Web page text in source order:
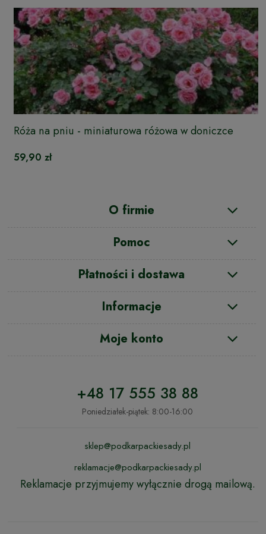
Róża na pniu - miniaturowa różowa w doniczce
59,90 zł
O firmie
Pomoc
Płatności i dostawa
Informacje
Moje konto
+48 17 555 38 88
Poniedziałek-piątek: 8:00-16:00
sklep@podkarpackiesady.pl
reklamacje@podkarpackiesady.pl
Reklamacje przyjmujemy wyłącznie drogą mailową.